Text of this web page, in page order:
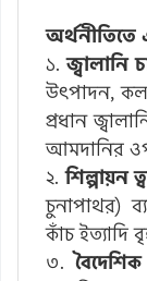
অর্থনীতিতে
১.জ্বালানি
উৎপাদন,
প্রধান
আমদানির
২.শিল্পায়ন
চুনাপাথর)
কাঁচ ইত্যাদি
৩.